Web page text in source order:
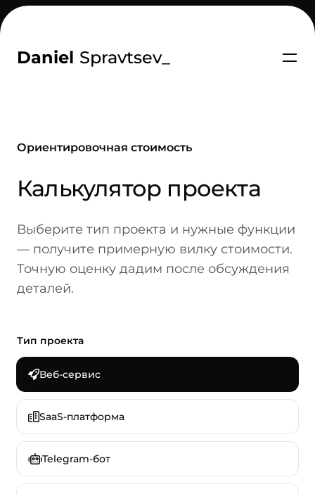
Daniel Spravtsev_
Ориентировочная стоимость
-Калькулятор проекта
Выберите тип проекта и нужные функции
— получите примерную вилку стоимости.
Точную оценку дадим после обсуждения
деталей.
Тип проекта
Веб-сервис
SaaS-платформа
Telegram-бот